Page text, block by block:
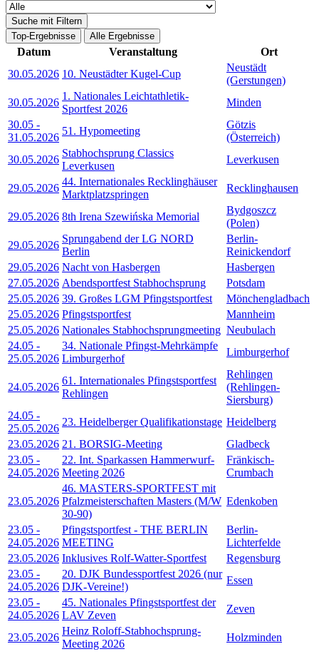
Suche mit Filtern
Top-Ergebnisse
Alle Ergebnisse
Datum Veranstaltung
Ort
30.05.2026 10. Neustädter Kugel-Cup
Neustädt
(Gerstungen)
30.05.2026
1. Nationales Leichtathletik-
Sportfest 2026
Minden
30.05 -
31.05.2026
51. Hypomeeting
Götzis
(Österreich)
30.05.2026
Stabhochsprung Classics
Leverkusen
Leverkusen
29.05.2026
44. Internationales Recklinghäuser
Marktplatzspringen
Recklinghausen
29.05.2026 8th Irena Szewińska Memorial
Bydgoszcz
(Polen)
29.05.2026
Sprungabend der LG NORD
Berlin
Berlin-
Reinickendorf
29.05.2026 Nacht von Hasbergen
Hasbergen
27.05.2026 Abendsportfest Stabhochsprung
Potsdam
25.05.2026 39. Großes LGM Pfingstsportfest
Mönchengladbach
25.05.2026 Pfingstsportfest
Mannheim
25.05.2026 Nationales Stabhochsprungmeeting Neubulach
24.05 -
25.05.2026
34. Nationale Pfingst-Mehrkämpfe
Limburgerhof
Limburgerhof
24.05.2026
61. Internationales Pfingstsportfest
Rehlingen
Rehlingen
(Rehlingen-
Siersburg)
24.05 -
25.05.2026
23. Heidelberger Qualifikationstage Heidelberg
23.05.2026 21. BORSIG-Meeting
Gladbeck
23.05 -
24.05.2026
22. Int. Sparkassen Hammerwurf-
Meeting 2026
Fränkisch-
Crumbach
23.05.2026
46. MASTERS-SPORTFEST mit
Pfalzmeisterschaften Masters (M/W
30-90)
Edenkoben
23.05 -
24.05.2026
Pfingstsportfest - THE BERLIN
MEETING
Berlin-
Lichterfelde
23.05.2026 Inklusives Rolf-Watter-Sportfest
Regensburg
23.05 -
24.05.2026
20. DJK Bundessportfest 2026 (nur
DJK-Vereine!)
Essen
23.05 -
24.05.2026
45. Nationales Pfingstsportfest der
LAV Zeven
Zeven
23.05.2026
Heinz Roloff-Stabhochsprung-
Meeting 2026
Holzminden